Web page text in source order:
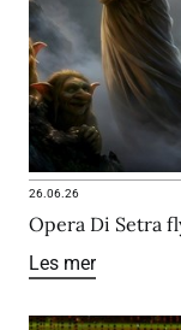
26.06.26
Opera Di Setra
Les mer